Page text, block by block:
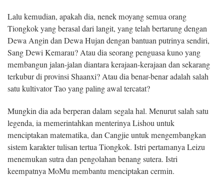
Lalu kemudian, apakah dia, nenek moyang semua orang
Tiongkok yang berasal dari langit, yang telah bertarung dengan
Dewa Angin dan Dewa Hujan dengan bantuan putrinya sendiri,
Sang Dewi Kemarau? Atau dia seorang penguasa kuno yang
membangun jalan-jalan diantara kerajaan-kerajaan dan sekarang
terkubur di provinsi Shaanxi? Atau dia benar-benar adalah salah
satu kultivator Tao yang paling awal tercatat?
Mungkin dia ada berperan dalam segala hal. Menurut salah satu
legenda, ia memerintahkan menterinya Lishou untuk
menciptakan matematika, dan Cangjie untuk mengembangkan
sistem karakter tulisan tertua Tiongkok. Istri pertamanya Leizu
menemukan sutra dan pengolahan benang sutera. Istri
keempatnya MoMu membantu menciptakan cermin.